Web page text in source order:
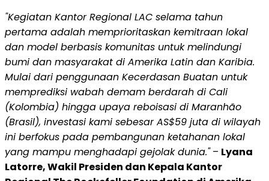
"Kegiatan Kantor Regional LAC selama tahun
pertama adalah memprioritaskan kemitraan lokal
dan model berbasis komunitas untuk melindungi
bumi dan masyarakat di Amerika Latin dan Karibia.
Mulai dari penggunaan Kecerdasan Buatan untuk
memprediksi wabah demam berdarah di Cali
(Kolombia) hingga upaya reboisasi di Maranhão
(Brasil), investasi kami sebesar AS$59 juta di wilayah
ini berfokus pada pembangunan ketahanan lokal
yang mampu menghadapi gejolak dunia."– Lyana
Latorre, Wakil Presiden dan Kepala Kantor